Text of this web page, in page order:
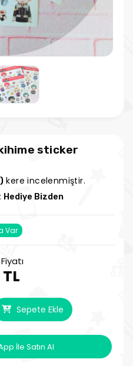
sticker
kere incelenmiştir.
Hediye Bizden
Var
Sepete Ekle
İle Satın Al